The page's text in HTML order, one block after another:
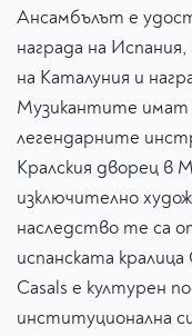
Ансамбълът е
награда на
на Каталуния и
Музикантите имат
легендарните
Кралския дворец в
изключително
наследство те са
испанската
Casals е културен
институционална